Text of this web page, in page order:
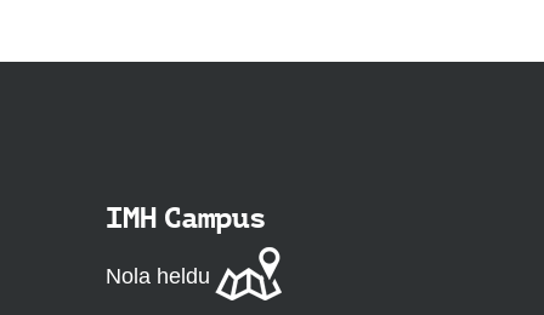
IMH Campus
Nola heldu